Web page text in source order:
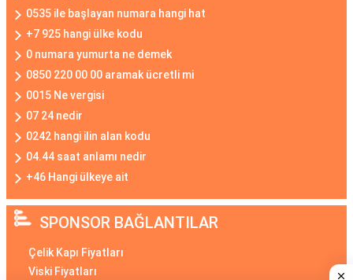
0535 ile başlayan numara hangi hat
+7 925 hangi ülke kodu
0 numara yumurta ne demek
0850 220 00 00 aramak ücretli mi
0015 Ne vergisi
07 24 nedir
0242 hangi ilin alan kodu
04.44 saat anlamı nedir
+46 Hangi ülkeye ait
SPONSOR BAĞLANTILAR
Çelik Kapı Fiyatları
Viski Fiyatları